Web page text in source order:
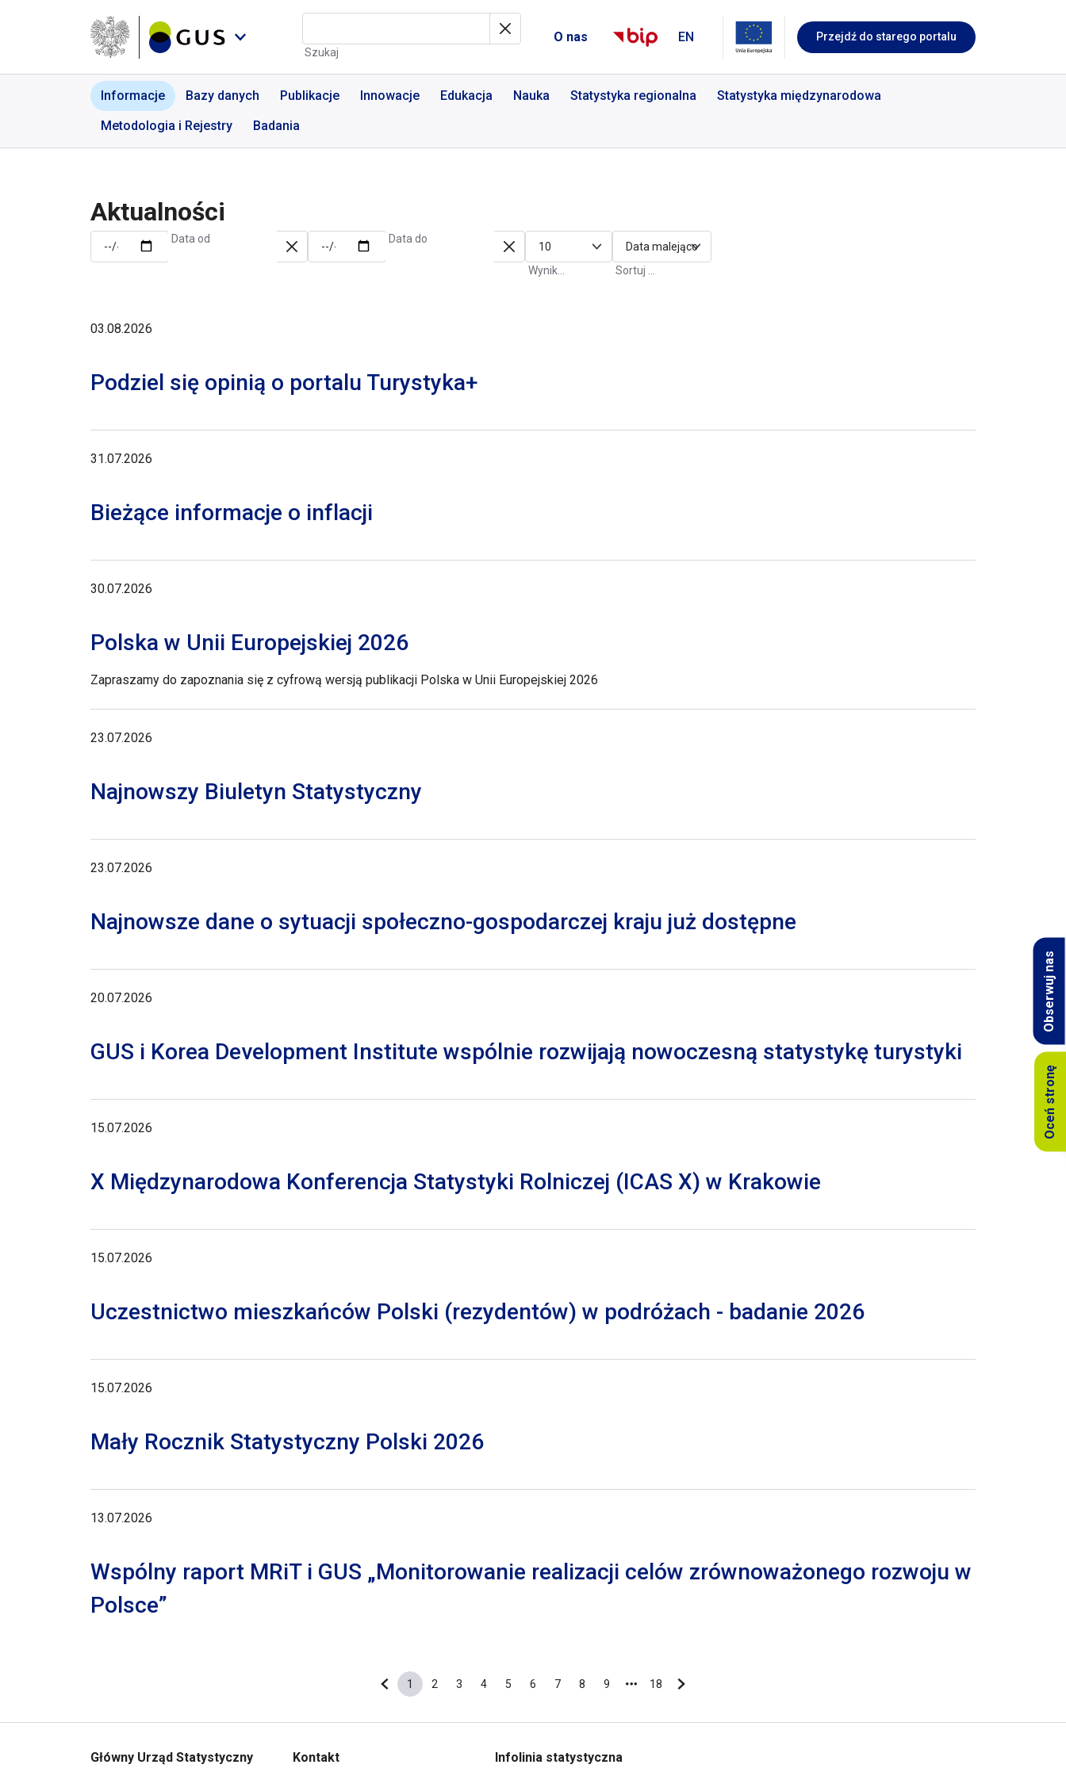
Aktualności | GUS - Portal Informacyjny
Oceń stronę
Obserwuj nas
Szukaj
O nas EN Przejdź do starego portalu
Informacje Bazy danych Publikacje Innowacje Edukacja Nauka Statystyka regionalna
Statystyka międzynarodowa
Metodologia i Rejestry
Badania
Aktualności
Data od Data do
Wyniki na stronę
03.08.2026
Podziel się opinią o portalu Turystyka+
31.07.2026
Bieżące informacje o inflacji
30.07.2026
Polska w Unii Europejskiej 2026
Zapraszamy do zapoznania się z cyfrową wersją publikacji Polska w Unii Europejskiej 2026
23.07.2026
Najnowszy Biuletyn Statystyczny
23.07.2026
Najnowsze dane o sytuacji społeczno-gospodarczej kraju już dostępne
20.07.2026
GUS i Korea Development Institute wspólnie rozwijają nowoczesną statystykę turystyki
15.07.2026
X Międzynarodowa Konferencja Statystyki Rolniczej (ICAS X) w Krakowie
15.07.2026
Uczestnictwo mieszkańców Polski (rezydentów) w podróżach - badanie 2026
15.07.2026
Mały Rocznik Statystyczny Polski 2026
13.07.2026
Wspólny raport MRiT i GUS „Monitorowanie realizacji celów zrównoważonego rozwoju w
Polsce”
Poprzednia strona
Bieżąca strona
1
Strona
2
Strona
3
Strona
4
Strona
5
Strona
6
Strona
7
Strona
8
Strona
9
Ostatnia strona
18
Następna strona
Główny Urząd Statystyczny Kontakt Infolinia statystyczna